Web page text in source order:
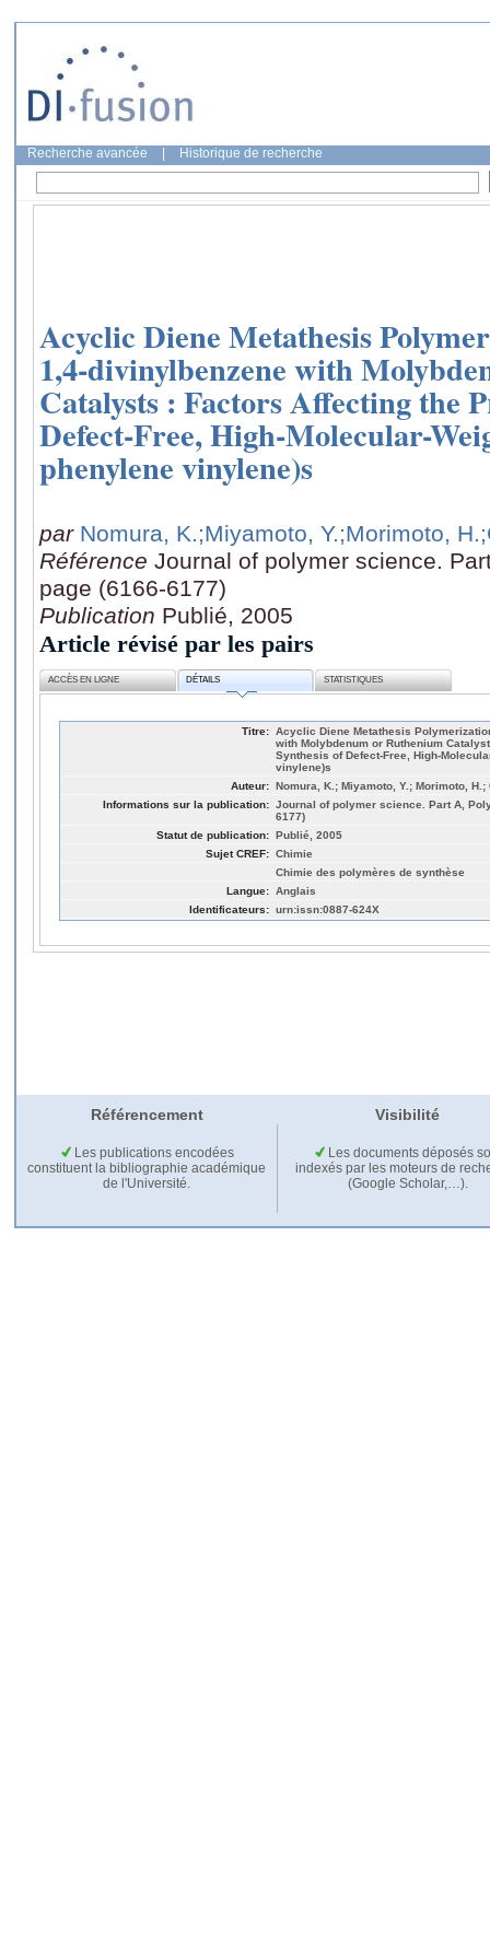
Recherche avancée Historique de recherche
Acyclic Diene Metathesis
1,4-divinylbenzene with
Catalysts : Factors Affecting the
Defect-Free, High-Molecular-
phenylene vinylene)s
par Nomura, K.;Miyamoto, Y.;Morimoto, H.
Référence Journal of polymer science.
page (6166-6177)
Publication Publié, 2005
Article révisé par les pairs
ACCÈS EN LIGNE DÉTAILS STATISTIQUES
Titre: Acyclic Diene Metathesis
with Molybdenum or Ruthenium
Synthesis of Defect-Free, High-
vinylene)s
Auteur: Nomura, K.; Miyamoto, Y.; Morimoto, H.;
Informations sur la publication: Journal of polymer science. Part A,
6177)
Statut de publication: Publié, 2005
Sujet CREF: Chimie
Chimie des polymères de synthèse
Langue: Anglais
Identificateurs: urn:issn:0887-624X
Référencement Visibilité
Les publications encodées
constituent la bibliographie académique
de l'Université.
Les documents déposés
indexés par les moteurs de
(Google Scholar,…).